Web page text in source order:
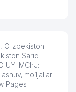
O'zbekiston
Sariq
UYI MChJ:
mo’ljallar
Pages